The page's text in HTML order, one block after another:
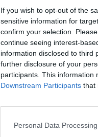
If you wish to opt-out of the
sensitive information for
confirm your selection.
continue seeing interest-
information disclosed to third
further disclosure of your
participants. This information
Downstream Participants that
Personal Data